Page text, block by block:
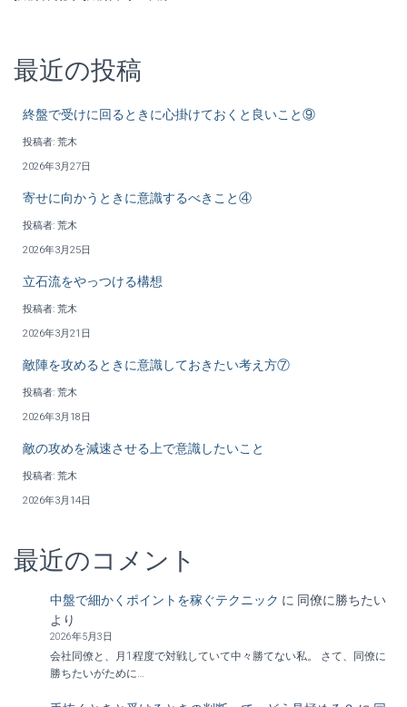
最近の投稿
終盤で受けに回るときに心掛けておくと良いこと⑨
投稿者: 荒木
2026年3月27日
寄せに向かうときに意識するべきこと④
投稿者: 荒木
2026年3月25日
立石流をやっつける構想
投稿者: 荒木
2026年3月21日
敵陣を攻めるときに意識しておきたい考え方⑦
投稿者: 荒木
2026年3月18日
敵の攻めを減速させる上で意識したいこと
投稿者: 荒木
2026年3月14日
最近のコメント
中盤で細かくポイントを稼ぐテクニック に 同僚に勝ちたい
より
2026年5月3日
会社同僚と、月1程度で対戦していて中々勝てない私。 さて、同僚に
勝ちたいがために…